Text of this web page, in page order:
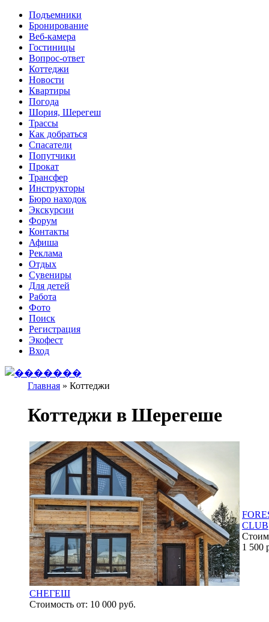
Перейти к основному содержанию
Подъемники
Бронирование
Веб-камера
Гостиницы
Вопрос-ответ
Коттеджи
Новости
Квартиры
Погода
Шория, Шерегеш
Трассы
Как добраться
Спасатели
Попутчики
Прокат
Трансфер
Инструкторы
Бюро находок
Экскурсии
Форум
Контакты
Афиша
Реклама
Отдых
Сувениры
Для детей
Работа
Фото
Поиск
Регистрация
Экофест
Вход
Главная » Коттеджи
Коттеджи в Шерегеше
СНЕГЕШ
Стоимость от: 10 000 руб.
CLUB
1 500